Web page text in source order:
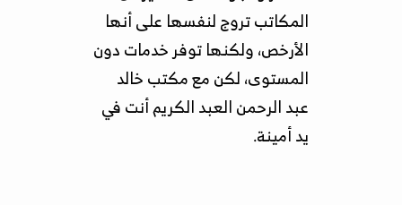
المكاتب تروج لنفسها على أنها
الأرخص، ولكنها توفر خدمات دون
المستوى، لكن مع مكتب خالد
عبد الرحمن العبد الكريم أنت في
يد أمينة.